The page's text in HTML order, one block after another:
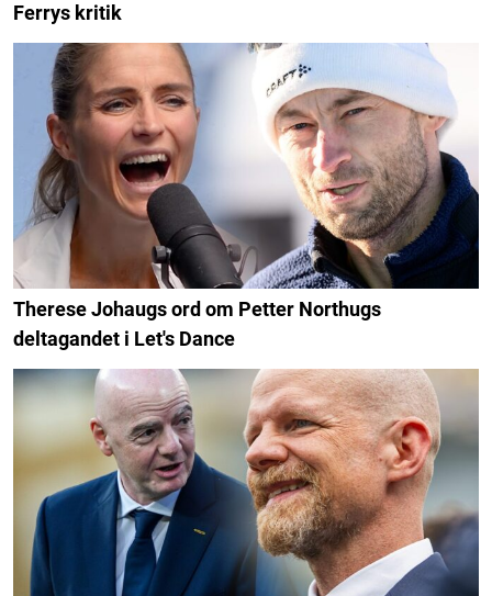
Ferrys kritik
Therese Johaugs ord om Petter Northugs
deltagandet i Let's Dance